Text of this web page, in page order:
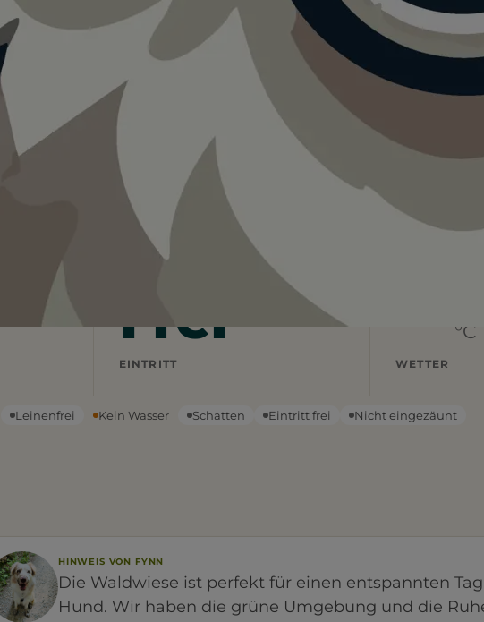
… Waldwiese
für Waldwiese.
Frei
EINTRITT
°C
WETTER
Leinenfrei Kein Wasser Schatten Eintritt frei Nicht eingezäunt
HINWEIS VON FYNN
Die Waldwiese ist perfekt für einen entspannten
Hund. Wir haben die grüne Umgebung und die